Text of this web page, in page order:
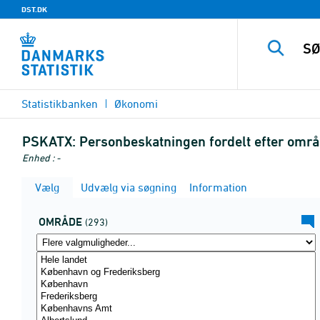
DST.DK
Statistikbanken Økonomi
PSKATX: Personbeskatningen fordelt efter
Enhed : -
Vælg Udvælg via søgning Information
OMRÅDE (293)